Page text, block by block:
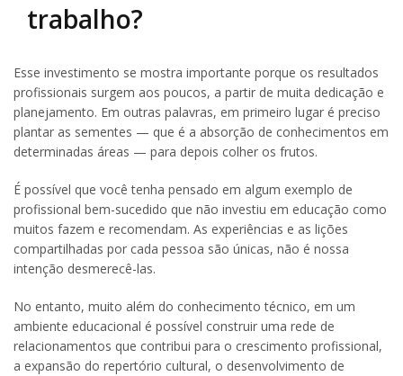
trabalho?
Esse investimento se mostra importante porque os resultados
profissionais surgem aos poucos, a partir de muita dedicação e
planejamento. Em outras palavras, em primeiro lugar é preciso
plantar as sementes — que é a absorção de conhecimentos em
determinadas áreas — para depois colher os frutos.
É possível que você tenha pensado em algum exemplo de
profissional bem-sucedido que não investiu em educação como
muitos fazem e recomendam. As experiências e as lições
compartilhadas por cada pessoa são únicas, não é nossa
intenção desmerecê-las.
No entanto, muito além do conhecimento técnico, em um
ambiente educacional é possível construir uma rede de
relacionamentos que contribui para o crescimento profissional,
a expansão do repertório cultural, o desenvolvimento de